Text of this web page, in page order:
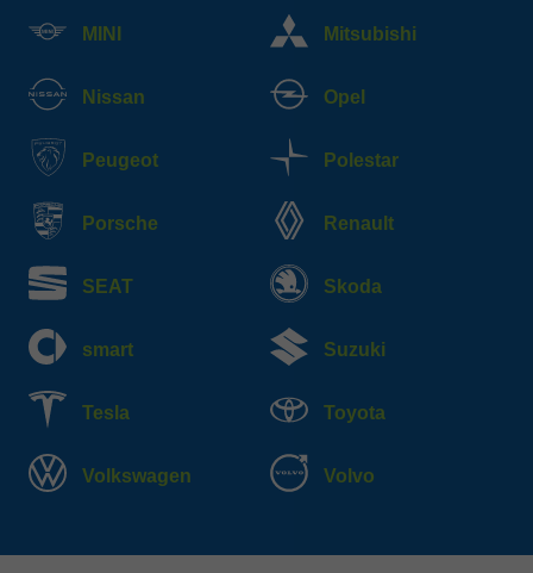
MINI Mitsubishi
Nissan Opel
Peugeot Polestar
Porsche Renault
SEAT Skoda
smart Suzuki
Tesla Toyota
Volkswagen Volvo